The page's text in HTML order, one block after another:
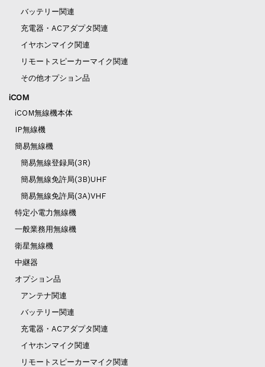
バッテリー関連
充電器・ACアダプタ関連
イヤホンマイク関連
リモートスピーカーマイク関連
その他オプション品
iCOM
iCOM無線機本体
IP無線機
簡易無線機
簡易無線登録局(3R)
簡易無線免許局(3B)UHF
簡易無線免許局(3A)VHF
特定小電力無線機
一般業務用無線機
衛星無線機
中継器
オプション品
アンテナ関連
バッテリー関連
充電器・ACアダプタ関連
イヤホンマイク関連
リモートスピーカーマイク関連